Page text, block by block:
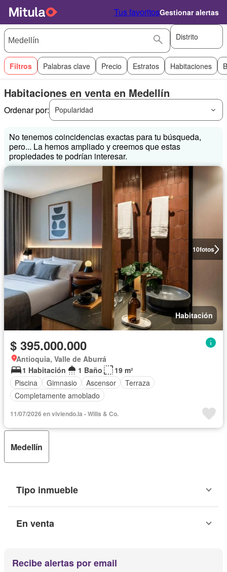
Tus favoritosGestionar alertas
Distrito
Filtros Palabras clave Precio Estratos Habitaciones
Habitaciones en venta en Medellín
Ordenar por: Popularidad
No tenemos coincidencias exactas para tu búsqueda,
pero... La hemos ampliado y creemos que estas
propiedades te podrían interesar.
10fotos
Habitación
$ 395.000.000
Antioquia, Valle de Aburrá
1 Habitación
1 Baño
19 m²
Piscina
Gimnasio Ascensor
Terraza
Completamente amoblado
11/07/2026 en viviendo.la - Wills & Co.
Medellín
Tipo inmueble
En venta
Recibe alertas por email